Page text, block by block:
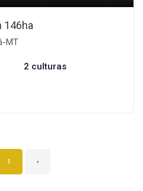
146ha
MT
2 culturas
1 ›